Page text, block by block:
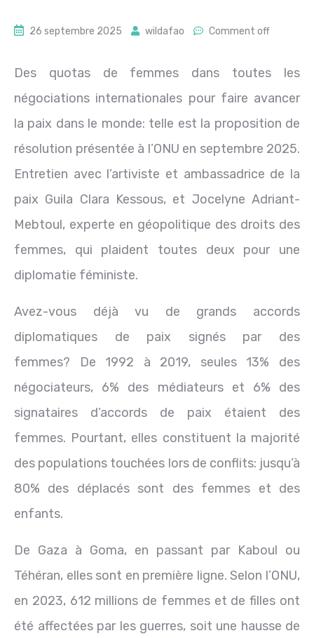
26 septembre 2025 wildafao Comment off
Des quotas de femmes dans toutes les
négociations internationales pour faire avancer
la paix dans le monde: telle est la proposition de
résolution présentée à l’ONU en septembre 2025.
Entretien avec l’artiviste et ambassadrice de la
paix Guila Clara Kessous, et Jocelyne Adriant-
Mebtoul, experte en géopolitique des droits des
femmes, qui plaident toutes deux pour une
diplomatie féministe.
Avez-vous déjà vu de grands accords
diplomatiques de paix signés par des
femmes? De 1992 à 2019, seules 13% des
négociateurs, 6% des médiateurs et 6% des
signataires d’accords de paix étaient des
femmes. Pourtant, elles constituent la majorité
des populations touchées lors de conflits: jusqu’à
80% des déplacés sont des femmes et des
enfants.
De Gaza à Goma, en passant par Kaboul ou
Téhéran, elles sont en première ligne. Selon l’ONU,
en 2023, 612 millions de femmes et de filles ont
été affectées par les guerres, soit une hausse de